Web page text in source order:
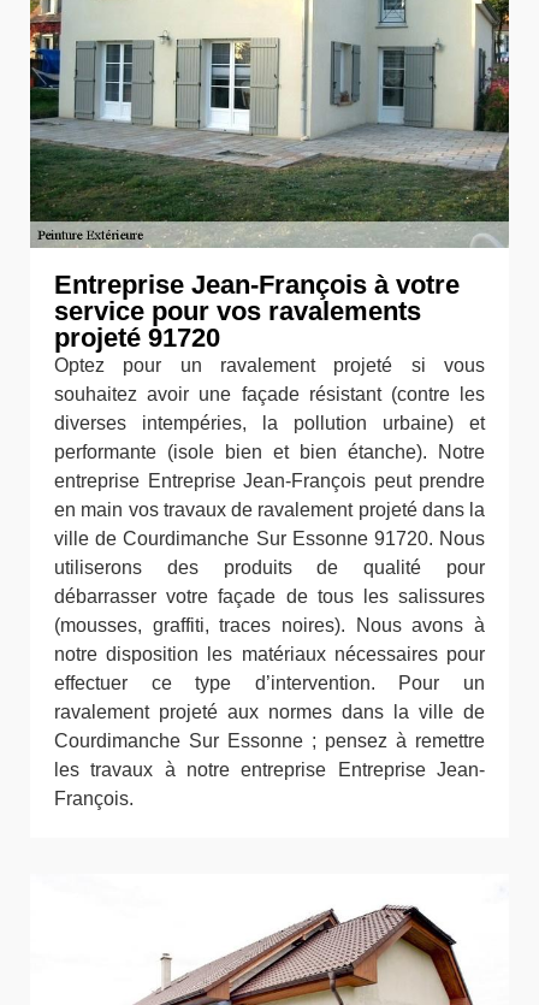
Entreprise Jean-François à votre
service pour vos ravalements
projeté 91720
Optez pour un ravalement projeté si vous
souhaitez avoir une façade résistant (contre les
diverses intempéries, la pollution urbaine) et
performante (isole bien et bien étanche). Notre
entreprise Entreprise Jean-François peut prendre
en main vos travaux de ravalement projeté dans la
ville de Courdimanche Sur Essonne 91720. Nous
utiliserons des produits de qualité pour
débarrasser votre façade de tous les salissures
(mousses, graffiti, traces noires). Nous avons à
notre disposition les matériaux nécessaires pour
effectuer ce type d’intervention. Pour un
ravalement projeté aux normes dans la ville de
Courdimanche Sur Essonne ; pensez à remettre
les travaux à notre entreprise Entreprise Jean-
François.